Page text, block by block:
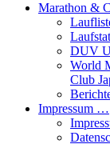
Marathon &
DUV
World
Club
Impressum …